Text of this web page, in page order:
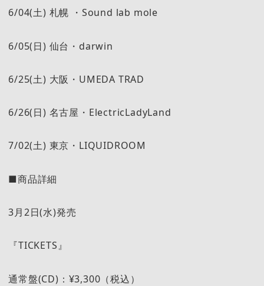
6/04(土) 札幌 ・Sound lab mole
6/05(日) 仙台・darwin
6/25(土) 大阪・UMEDA TRAD
6/26(日) 名古屋・ElectricLadyLand
7/02(土) 東京・LIQUIDROOM
■商品詳細
3月2日(水)発売
『TICKETS』
通常盤(CD)：¥3,300（税込）